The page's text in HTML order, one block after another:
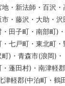
・新法師・百沢
市・藤沢・大助・
・田子町・南部町)
七戸町・東北町
町)・青森市(浪岡)
蓬田村)・南津軽
津軽郡(中泊町・鶴